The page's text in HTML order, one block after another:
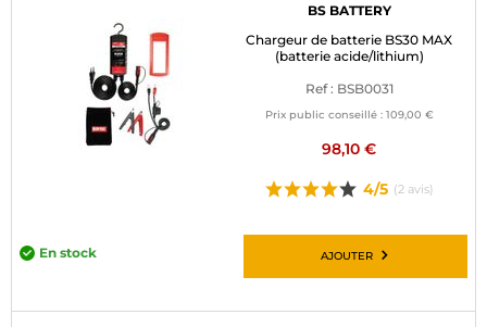
BS BATTERY
Chargeur de batterie BS30 MAX
(batterie acide/lithium)
Ref : BSB0031
Prix public conseillé : 109,00 €
98,10 €
4/5 (2 avis)
En stock AJOUTER